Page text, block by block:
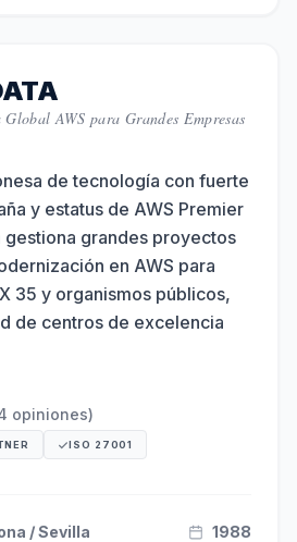
AWS para Grandes Empresas
de tecnología con fuerte
y estatus de AWS Premier
gestiona grandes proyectos
en AWS para
35 y organismos públicos,
de centros de excelencia
opiniones)
ISO 27001
/ Sevilla 1988